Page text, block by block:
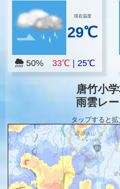
現在温度
29℃
50% 33℃ 25℃
唐竹小
雨雲レ
タップすると